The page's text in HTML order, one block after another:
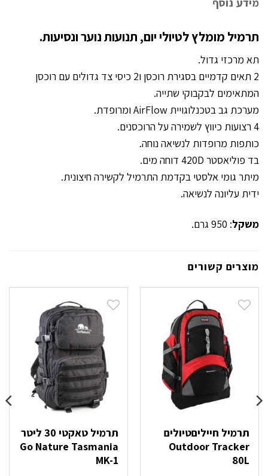
מידע נוסף
תרמיל מומלץ לטיולי יום, תנועות נוער ונסיעות.
תא מרכזי גדול.
2 תאים קדמיים בסגירת רוכסן ו2 כיסי צד גדולים עם רוכסן
המתאימים לבקבוקי שתייה.
מערכת גב בטכנלוגויית AirFlow ומרופדת.
4 רצועות כיווץ לשמירה על הרוכסנים.
כותפות מרופדות לנשיאה נוחה.
בד פוליאסטר 420D דוחה מים.
מיתר גומי אלסטי בקדמת התרמיל לקשירה חיצונית.
ידית עליונה לנשיאה.
משקל: 950 גרם.
מוצרים קשורים
תרמיל חייליםטיולים
Outdoor Tracker
80L
תרמיל טאקטי 30 ליטר
Go Nature Tasmania
MK-1